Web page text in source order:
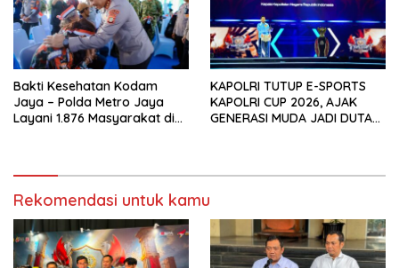
Bakti Kesehatan Kodam
Jaya – Polda Metro Jaya
Layani 1.876 Masyarakat di
KAPOLRI TUTUP E-SPORTS
KAPOLRI CUP 2026, AJAK
GENERASI MUDA JADI DUTA
Rekomendasi untuk kamu